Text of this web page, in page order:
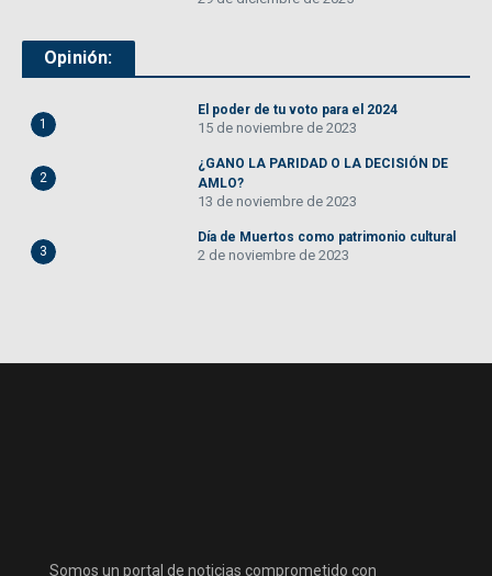
Opinión:
1
El poder de tu voto para el 2024
15 de noviembre de 2023
2
¿GANO LA PARIDAD O LA DECISIÓN DE
AMLO?
13 de noviembre de 2023
3
Día de Muertos como patrimonio cultural
2 de noviembre de 2023
Somos un portal de noticias comprometido con